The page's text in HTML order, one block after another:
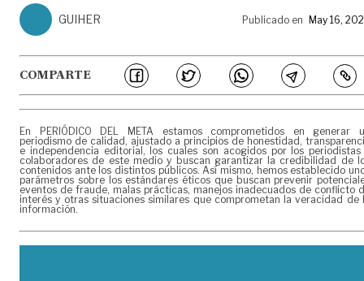
GUIHER Publicado en May 16,
COMPARTE
En PERIÓDICO DEL META estamos comprometidos en generar
periodismo de calidad, ajustado a principios de honestidad,
e independencia editorial, los cuales son acogidos por los periodistas
colaboradores de este medio y buscan garantizar la credibilidad de
contenidos ante los distintos públicos. Así mismo, hemos establecido
parámetros sobre los estándares éticos que buscan prevenir
eventos de fraude, malas prácticas, manejos inadecuados de conflicto
interés y otras situaciones similares que comprometan la veracidad de
información.